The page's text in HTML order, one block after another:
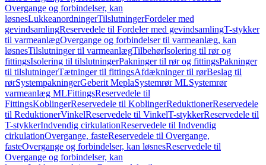
Overgange og forbindelser, kan
løsnesLukkeanordningerTilslutningerFordeler med
gevindsamlingReservedele til Fordeler med gevindsamlingT-stykker
til varmeanlægOvergange og forbindelser til varmeanlæg, kan
løsnesTilslutninger til varmeanlægTilbehørIsolering til rør og
fittingsIsolering til tilslutningerPakninger til rør og fittingsPakninger
til tilslutningerTætninger til fittingsAfdækninger til rørBeslag til
rørSystempakningerGeberit MeplaSystemrør MLSystemrør
varmeanlæg MLFittingsReservedele til
FittingsKoblingerReservedele til KoblingerReduktionerReservedele
til ReduktionerVinkelReservedele til VinkelT-stykkerReservedele til
T-stykkerIndvendig cirkulationReservedele til Indvendig
cirkulationOvergange, fasteReservedele til Overgange,
fasteOvergange og forbindelser, kan løsnesReservedele til
Overgange og forbindelser, kan